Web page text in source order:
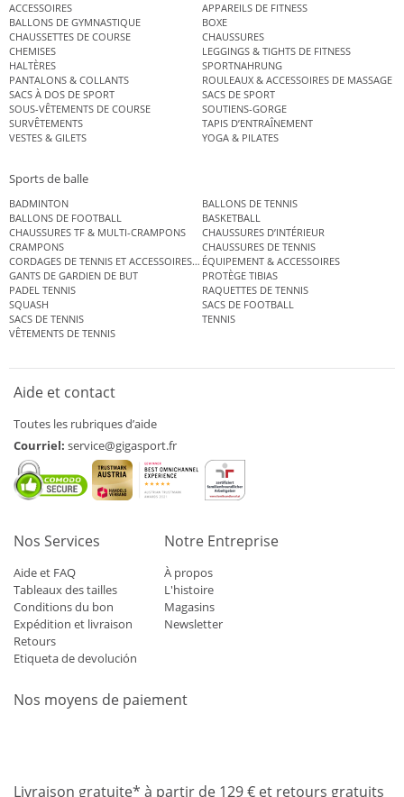
ACCESSOIRES
APPAREILS DE FITNESS
BALLONS DE GYMNASTIQUE
BOXE
CHAUSSETTES DE COURSE
CHAUSSURES
CHEMISES
LEGGINGS & TIGHTS DE FITNESS
HALTÈRES
SPORTNAHRUNG
PANTALONS & COLLANTS
ROULEAUX & ACCESSOIRES DE MASSAGE
SACS À DOS DE SPORT
SACS DE SPORT
SOUS-VÊTEMENTS DE COURSE
SOUTIENS-GORGE
SURVÊTEMENTS
TAPIS D’ENTRAÎNEMENT
VESTES & GILETS
YOGA & PILATES
Sports de balle
BADMINTON
BALLONS DE TENNIS
BALLONS DE FOOTBALL
BASKETBALL
CHAUSSURES TF & MULTI-CRAMPONS
CHAUSSURES D’INTÉRIEUR
CRAMPONS
CHAUSSURES DE TENNIS
CORDAGES DE TENNIS ET ACCESSOIRES DE TENNISÉQUIPEMENT & ACCESSOIRES
GANTS DE GARDIEN DE BUT
PROTÈGE TIBIAS
PADEL TENNIS
RAQUETTES DE TENNIS
SQUASH
SACS DE FOOTBALL
SACS DE TENNIS
TENNIS
VÊTEMENTS DE TENNIS
Aide et contact
Toutes les rubriques d’aide
Courriel: service@gigasport.fr
Nos Services
Aide et FAQ
Tableaux des tailles
Conditions du bon
Expédition et livraison
Retours
Etiqueta de devolución
Notre Entreprise
À propos
L'histoire
Magasins
Newsletter
Nos moyens de paiement
Livraison gratuite* à partir de 129 € et retours gratuits